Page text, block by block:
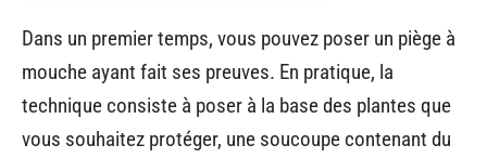
Dans un premier temps, vous pouvez poser un piège à
mouche ayant fait ses preuves. En pratique, la
technique consiste à poser à la base des plantes que
vous souhaitez protéger, une soucoupe contenant du